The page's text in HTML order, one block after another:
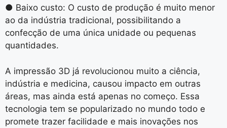
● Baixo custo: O custo de produção é muito menor
ao da indústria tradicional, possibilitando a
confecção de uma única unidade ou pequenas
quantidades.
A impressão 3D já revolucionou muito a ciência,
indústria e medicina, causou impacto em outras
áreas, mas ainda está apenas no começo. Essa
tecnologia tem se popularizado no mundo todo e
promete trazer facilidade e mais inovações nos